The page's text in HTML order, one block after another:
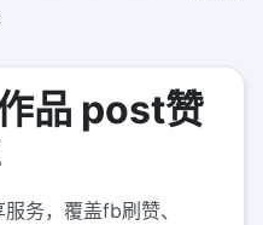
品 post赞
务，覆盖fb刷赞、